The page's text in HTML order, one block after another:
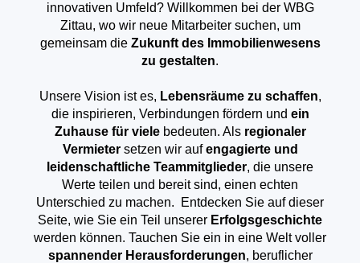
innovativen Umfeld? Willkommen bei der WBG
Zittau, wo wir neue Mitarbeiter suchen, um
gemeinsam die Zukunft des Immobilienwesens
zu gestalten.
Unsere Vision ist es, Lebensräume zu schaffen,
die inspirieren, Verbindungen fördern und ein
Zuhause für vielebedeuten. Als regionaler
Vermietersetzen wir aufengagierte und
leidenschaftliche Teammitglieder, die unsere
Werte teilen und bereit sind, einen echten
Unterschied zu machen. Entdecken Sie auf dieser
Seite, wie Sie ein Teil unserer Erfolgsgeschichte
werden können. Tauchen Sie ein in eine Welt voller
spannender Herausforderungen, beruflicher